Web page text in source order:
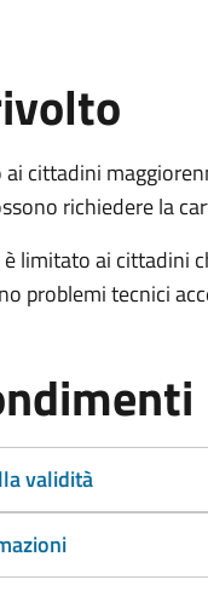
cittadini
richiedere la
è limitato ai cittadini
problemi tecnici
validità